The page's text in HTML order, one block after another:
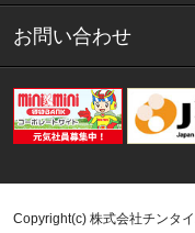
お問い合わせ
Copyright(c) 株式会社チンタ